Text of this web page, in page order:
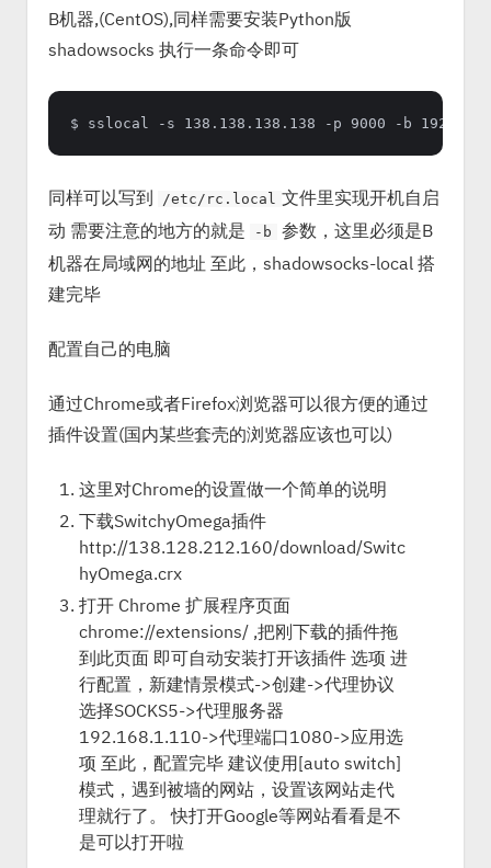
B机器,(CentOS),同样需要安装Python版
shadowsocks 执行一条命令即可
同样可以写到 /etc/rc.local 文件里实现开机自启
动 需要注意的地方的就是
-b
参数，这里必须是B
机器在局域网的地址 至此，shadowsocks-local 搭
建完毕
配置自己的电脑
通过Chrome或者Firefox浏览器可以很方便的通过
插件设置(国内某些套壳的浏览器应该也可以)
这里对Chrome的设置做一个简单的说明
下载SwitchyOmega插件
http://138.128.212.160/download/Switc
hyOmega.crx
打开 Chrome 扩展程序页面
chrome://extensions/ ,把刚下载的插件拖
到此页面 即可自动安装打开该插件 选项 进
行配置，新建情景模式->创建->代理协议
选择SOCKS5->代理服务器
192.168.1.110->代理端口1080->应用选
项 至此，配置完毕 建议使用[auto switch]
模式，遇到被墙的网站，设置该网站走代
理就行了。 快打开Google等网站看看是不
是可以打开啦